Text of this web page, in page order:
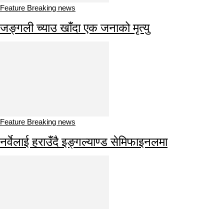
Feature Breaking news
जङ्गली च्याउ खाँदा एक जनाको मृत्यु
Feature Breaking news
नर्वेलाई हराउँदै इङ्गल्याण्ड सेमिफाइनलमा